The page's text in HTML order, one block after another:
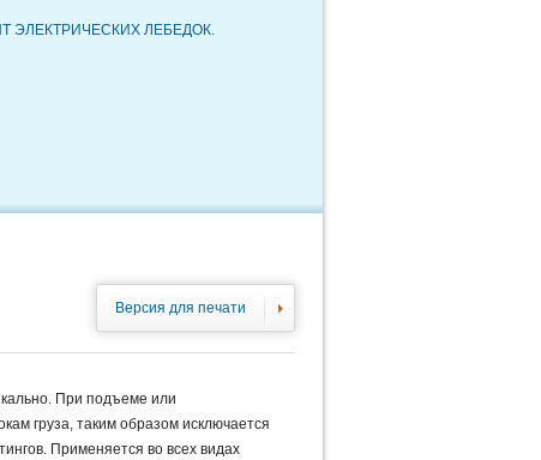
ЭЛЕКТРИЧЕСКИХ ЛЕБЕДОК.
Версия для печати
При подъеме или
груза, таким образом исключается
Применяется во всех видах